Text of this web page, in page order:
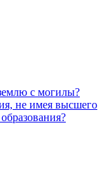
с могилы?
не имея высшего